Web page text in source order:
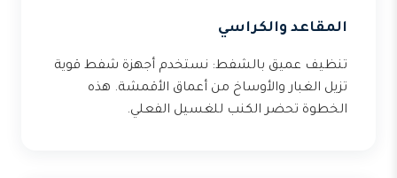
المقاعد والكراسي
تنظيف عميق بالشفط: نستخدم أجهزة شفط قوية
تزيل الغبار والأوساخ من أعماق الأقمشة. هذه
الخطوة تحضر الكنب للغسيل الفعلي.